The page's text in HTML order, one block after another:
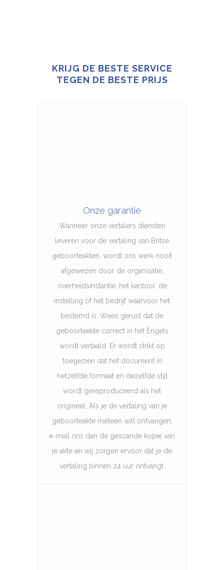
KRIJG DE BESTE SERVICE
TEGEN DE BESTE PRIJS
Onze garantie
Wanneer onze vertalers diensten
leveren voor de vertaling van Britse
geboorteakten, wordt ons werk nooit
afgewezen door de organisatie,
overheidsinstantie, het kantoor, de
instelling of het bedrijf waarvoor het
bestemd is. Wees gerust dat de
geboorteakte correct in het Engels
wordt vertaald. Er wordt strikt op
toegezien dat het document in
hetzelfde formaat en dezelfde stijl
wordt gereproduceerd als het
origineel. Als je de vertaling van je
geboorteakte meteen wilt ontvangen,
e-mail ons dan de gescande kopie van
je akte en wij zorgen ervoor dat je de
vertaling binnen 24 uur ontvangt.